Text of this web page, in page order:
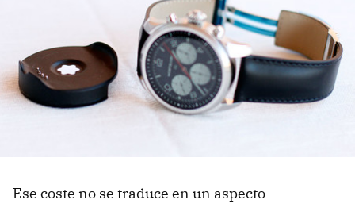
Ese coste no se traduce en un aspecto